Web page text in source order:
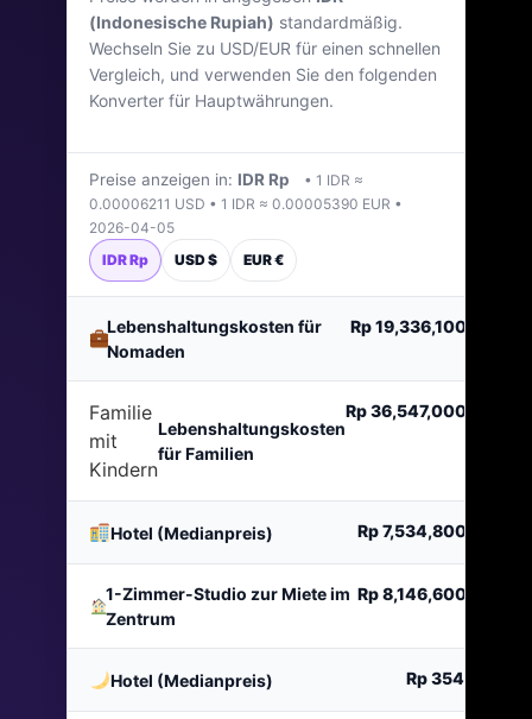
Indonesien
Zuletzt aktualisiert: April 2026
(Indonesische Rupiah) standardmäßig.
Wechseln Sie zu USD/EUR für einen schnellen
Vergleich, und verwenden Sie den folgenden
Konverter für Hauptwährungen.
Preise anzeigen in: IDR Rp
• 1 IDR ≈
0.00006211 USD • 1 IDR ≈ 0.00005390 EUR •
2026-04-05
IDR Rp
USD $ EUR €
Lebenshaltungskosten für
Nomaden
Rp 19,336,100
Familie
mit
Kindern
Lebenshaltungskosten
für Familien
Rp 36,547,000
Hotel (Medianpreis) Rp 7,534,800
1-Zimmer-Studio zur Miete im
Zentrum
Rp 8,146,600
Hotel (Medianpreis) Rp 354,200